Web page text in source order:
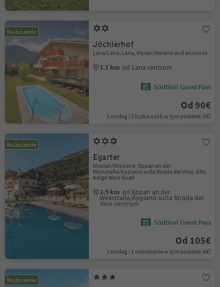
Na życzenie
Jöchlerhof
Lana/Lana, Lana, Meran/Merano and environs
1.1 km od Lana centrum
Südtirol Guest Pass
Od 90€
1 nocleg / 2 liczba osób w tym podatek VAT
Na życzenie
Egarter
Missian/Missiano, Eppan an der
Weinstaße/Appiano sulla Strada del Vino, Alto
Adige Wine Road
2.9 km od Eppan an der
Weinstaße/Appiano sulla Strada del
Vino centrum
Südtirol Guest Pass
Od 105€
1 nocleg / 1 mieszkanie w tym podatek VAT
Na życzenie